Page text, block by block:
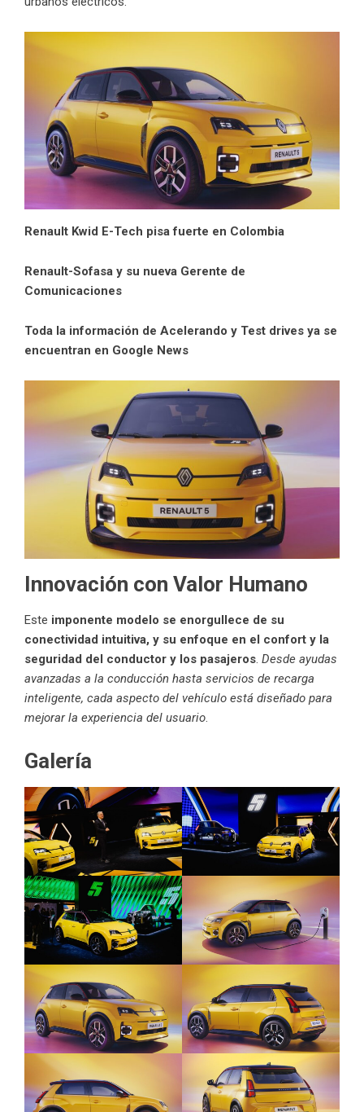
Renault Kwid E-Tech pisa fuerte en Colombia
Renault-Sofasa y su nueva Gerente de
Comunicaciones
Toda la información de Acelerando y Test drives ya se
encuentran en Google News
Innovación con Valor Humano
Este imponente modelo se enorgullece de su
conectividad intuitiva, y su enfoque en el confort y la
seguridad del conductor y los pasajeros. Desde ayudas
avanzadas a la conducción hasta servicios de recarga
inteligente, cada aspecto del vehículo está diseñado para
mejorar la experiencia del usuario.
Galería